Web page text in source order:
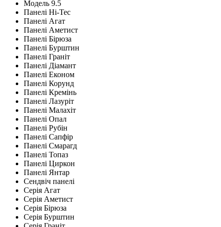
Модель 9.5
Панелі Hi-Tec
Панелі Агат
Панелі Аметист
Панелі Бірюза
Панелі Бурштин
Панелі Граніт
Панелі Діамант
Панелі Економ
Панелі Корунд
Панелі Кремінь
Панелі Лазуріт
Панелі Малахіт
Панелі Опал
Панелі Рубін
Панелі Сапфір
Панелі Смарагд
Панелі Топаз
Панелі Циркон
Панелі Янтар
Сендвіч панелі
Серія Агат
Серія Аметист
Серія Бірюза
Серія Бурштин